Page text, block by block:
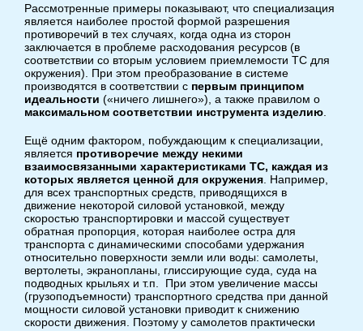
Рассмотренные примеры показывают, что специализация
является наиболее простой формой разрешения
противоречий в тех случаях, когда одна из сторон
заключается в проблеме расходования ресурсов (в
соответствии со вторым условием приемлемости ТС для
окружения). При этом преобразование в системе
производятся в соответствии с первым принципом
идеальности («ничего лишнего»), а также правилом о
максимальном соответствии инструмента изделию
Ещё одним фактором, побуждающим к специализации,
является противоречие между некими
взаимосвязанными характеристиками ТС, каждая из
которых является ценной для окружения . Например,
для всех транспортных средств, приводящихся в
движение некоторой силовой установкой, между
скоростью транспортировки и массой существует
обратная пропорция, которая наиболее остра для
транспорта с динамическими способами удержания
относительно поверхности земли или воды: самолеты,
вертолеты, экранопланы, глиссирующие суда, суда на
подводных крыльях и т.п. При этом увеличение массы
(грузоподъемности) транспортного средства при данной
мощности силовой установки приводит к снижению
скорости движения. Поэтому у самолетов практически